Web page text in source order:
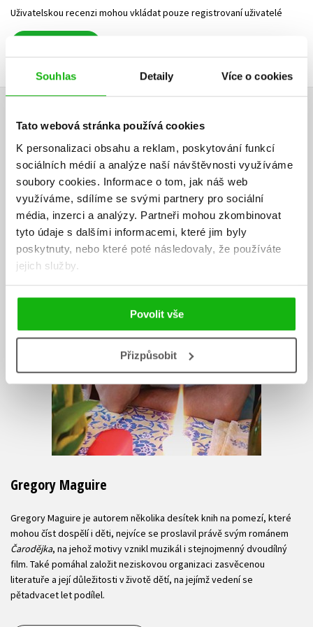
Souhlas Detaily Více o cookies
Tato webová stránka používá cookies
K personalizaci obsahu a reklam, poskytování funkcí
sociálních médií a analýze naší návštěvnosti využíváme
soubory cookies. Informace o tom, jak náš web
využíváme, sdílíme se svými partnery pro sociální
média, inzerci a analýzy. Partneři mohou zkombinovat
tyto údaje s dalšími informacemi, které jim byly
poskytnuty, nebo které poté následovaly, že používáte
jejich služby.
Povolit vše
Přizpůsobit
Uživatelskou recenzi mohou vkládat pouze registrovaní uživatelé
Gregory Maguire
Gregory Maguire je autorem několika desítek knih na pomezí, které
mohou číst dospělí i děti, nejvíce se proslavil právě svým románem
Čarodějka, na jehož motivy vznikl muzikál i stejnojmenný dvoudílný
film. Také pomáhal založit neziskovou organizaci zasvěcenou
literatuře a její důležitosti v životě dětí, na jejímž vedení se
pětadvacet let podílel.